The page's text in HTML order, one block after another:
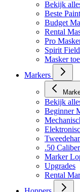
Bekijk
Beste
Budget
Rental
Pro
Spirit
Masker
Markers
Bekijk
Beginner
.50 Caliber
Marker
Upgrades
Rental